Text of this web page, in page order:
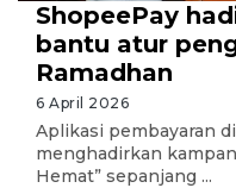
ShopeePay
bantu atur
Ramadhan
6 April 2026
Aplikasi pembayaran
menghadirkan
Hemat” sepanjang ...